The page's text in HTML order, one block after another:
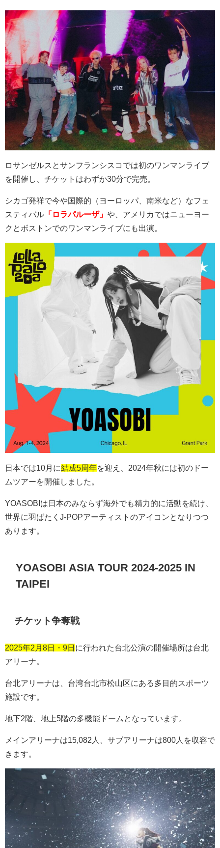
ロサンゼルスとサンフランシスコでは初のワンマンライブ
を開催し、チケットはわずか30分で完売。
シカゴ発祥で今や国際的（ヨーロッパ、南米など）なフェ
スティバル 「ロラパルーザ」 や、アメリカではニューヨー
クとボストンでのワンマンライブにも出演。
日本では10 月に結成5周年を迎え、 2024年秋には初のドー
ムツアーを開催しました。
YOASOBI は日本のみならず海外でも精力的に活動を続け、
世界に羽ばたく J-POPアーティストのアイコンとなりつつ
あります。
YOASOBI ASIA TOUR 2024-2025 IN
TAIPEI
チケット争奪戦
2025年2月8日・9日 に行われた台北公演の開催場所は台北
アリーナ。
台北アリーナは、台湾台北市松山区にある多目的スポーツ
施設です。
地下2階、地上5階の多機能ドームとなっています。
メインアリーナは15,082 人、サブアリーナは800 人を収容で
きます。